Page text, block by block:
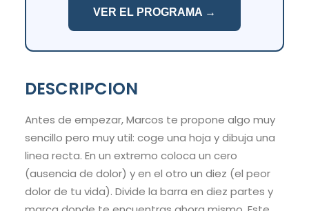
VER EL PROGRAMA →
DESCRIPCION
Antes de empezar, Marcos te propone algo muy
sencillo pero muy util: coge una hoja y dibuja una
linea recta. En un extremo coloca un cero
(ausencia de dolor) y en el otro un diez (el peor
dolor de tu vida). Divide la barra en diez partes y